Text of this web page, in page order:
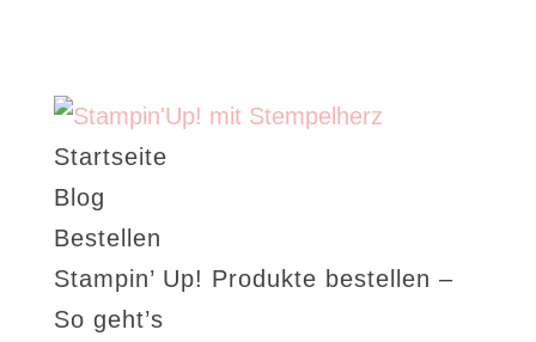
Startseite
Blog
Bestellen
Stampin’ Up! Produkte bestellen –
So geht’s